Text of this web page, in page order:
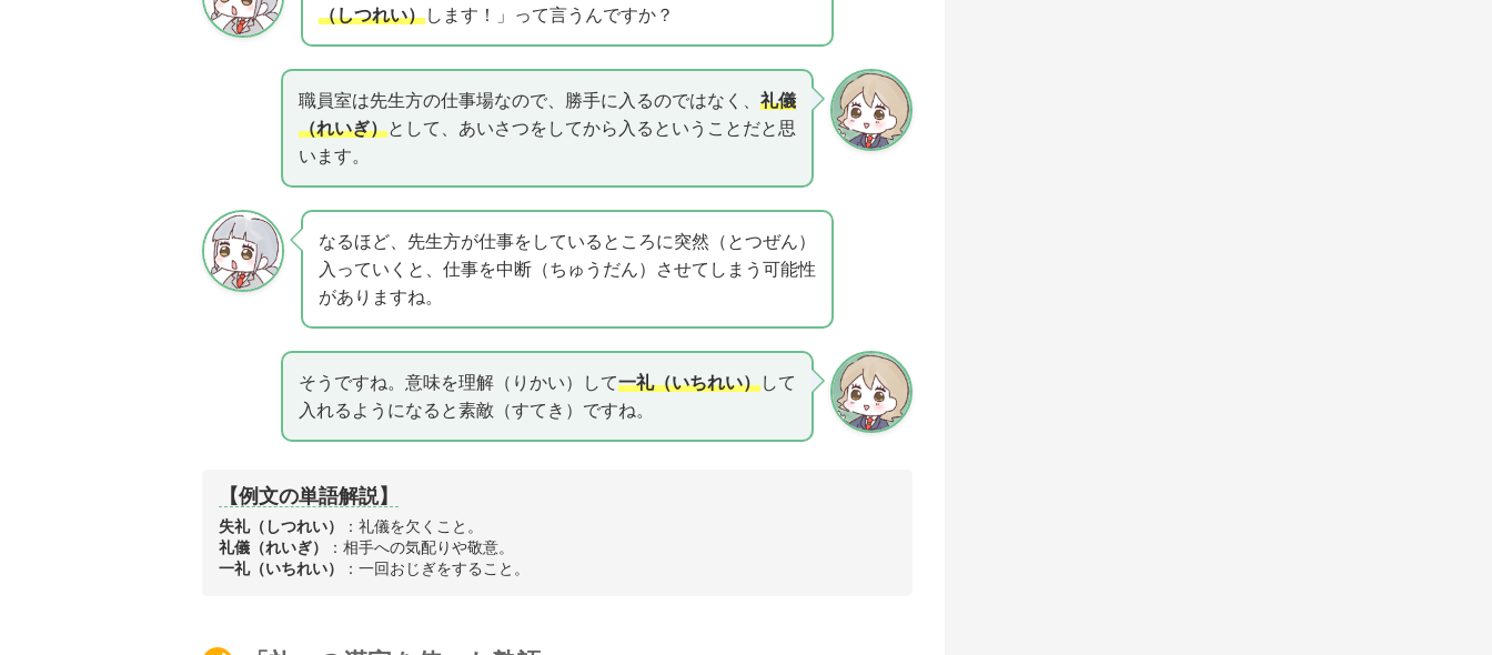
（しつれい）します！」って言うんですか？
職員室は先生方の仕事場なので、勝手に入るのではなく、 礼儀
（れいぎ）として、あいさつをしてから入るということだと思
います。
なるほど、先生方が仕事をしているところに突然（とつぜん）
入っていくと、仕事を中断（ちゅうだん）させてしまう可能性
がありますね。
そうですね。意味を理解（りかい）して一礼（いちれい）して
入れるようになると素敵（すてき）ですね。
【例文の単語解説】
失礼（しつれい）
：礼儀を欠くこと。
礼儀（れいぎ）
：相手への気配りや敬意。
一礼（いちれい）
：一回おじぎをすること。